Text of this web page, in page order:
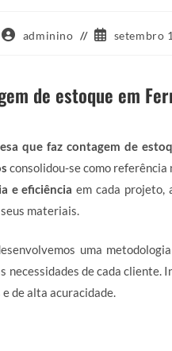
Autoradminino
Postsetembro
de estoque em
que faz contagem de
consolidou-se como
e eficiência em cada projeto,
materiais.
uma
necessidades de cada
de alta acuracidade.